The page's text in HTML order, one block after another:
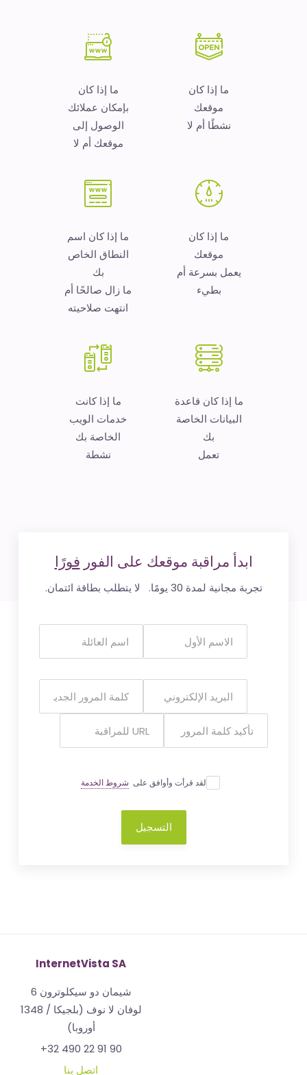
ما إذا كان
موقعك
نشطًا أم لا
ما إذا كان
بإمكان عملائك
الوصول إلى
موقعك أم لا
ما إذا كان
موقعك
يعمل بسرعة أم
بطيء
ما إذا كان اسم
النطاق الخاص
بك
ما زال صالحًا أم
انتهت صلاحيته
ما إذا كان قاعدة
البيانات الخاصة
بك
تعمل
ما إذا كانت
خدمات الويب
الخاصة بك
نشطة
ابدأ مراقبة موقعك على الفورفورًا
تجربة مجانية لمدة 30 يومًا. لا يتطلب بطاقة ائتمان.
لقد قرأت وأوافق علىشروط الخدمة
التسجيل
InternetVista SA
شيمان دو سيكلوترون 6
1348 لوفان لا نوف (بلجيكا /
أوروبا)
+32 490 22 91 90
اتصل بنا